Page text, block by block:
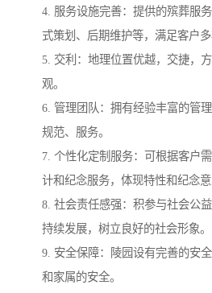
4. 服务设施完善：提供的殡葬服
式策划、后期维护等，满足客户多
5. 交利：地理位置优越，交捷，
观。
6. 管理团队：拥有经验丰富的管
规范、服务。
7. 个性化定制服务：可根据客户
计和纪念服务，体现特性和纪念意
8. 社会责任感强：积参与社会公
持续发展，树立良好的社会形象。
9. 安全保障：陵园设有完善的安
和家属的安全。